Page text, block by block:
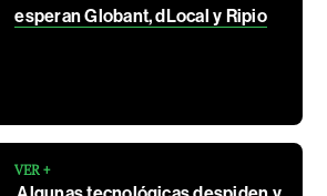
esperan Globant, dLocal y Ripio
VER +